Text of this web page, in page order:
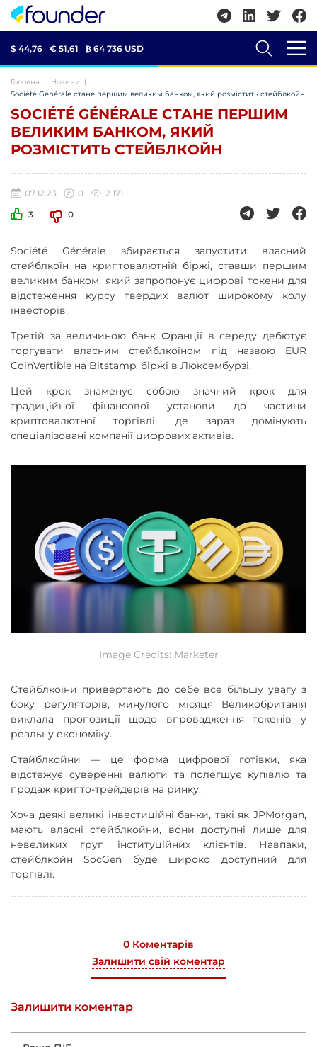
$ 44,76 € 51,61 ₿ 64 736 USD
Головна
Новини
Société Générale стане першим великим банком, який розмістить стейблкойн
SOCIÉTÉ GÉNÉRALE СТАНЕ ПЕРШИМ
ВЕЛИКИМ БАНКОМ, ЯКИЙ
РОЗМІСТИТЬ СТЕЙБЛКОЙН
07.12.23 0
2 171
3
0
Société Générale збирається запустити власний
стейблкоїн на криптовалютній біржі, ставши першим
великим банком, який запропонує цифрові токени для
відстеження курсу твердих валют широкому колу
інвесторів.
Третій за величиною банк Франції в середу дебютує
торгувати власним стейблкоїном під назвою EUR
CoinVertible на Bitstamp, біржі в Люксембурзі.
Цей крок знаменує собою значний крок для
традиційної фінансової установи до частини
криптовалютної торгівлі, де зараз домінують
спеціалізовані компанії цифрових активів.
Image Credits: Marketer
Стейблкоїни привертають до себе все більшу увагу з
боку регуляторів, минулого місяця Великобританія
виклала пропозиції щодо впровадження токенів у
реальну економіку.
Стайблкойни — це форма цифрової готівки, яка
відстежує суверенні валюти та полегшує купівлю та
продаж крипто-трейдерів на ринку.
Хоча деякі великі інвестиційні банки, такі як JPMorgan,
мають власні стейблкойни, вони доступні лише для
невеликих груп інституційних клієнтів. Навпаки,
стейблкойн SocGen буде широко доступний для
торгівлі.
0 Коментарів
Залишити свій коментар
Залишити коментар